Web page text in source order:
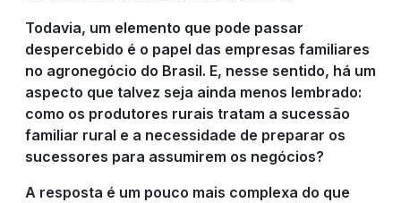
DE VENDAS
RESULTADO
DO CAMPO
Todavia, um elemento que pode passar
despercebido é o papel das empresas familiares
no agronegócio do Brasil. E, nesse sentido, há um
aspecto que talvez seja ainda menos lembrado:
como os produtores rurais tratam a sucessão
familiar rural e a necessidade de preparar os
sucessores para assumirem os negócios?
A resposta é um pouco mais complexa do que